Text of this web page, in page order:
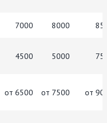
7000 8000
4500 5000
от 6500 от 7500 от